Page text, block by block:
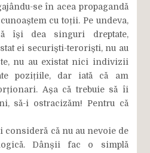
se în acea propagandă
cu toții. Pe undeva,
își dea singuri dreptate,
ei securiști-teroriști, nu au
nu au existat nici indivizii
pozițiile, dar iată că am
Așa că trebuie să îi
să-i ostracizăm! Pentru că
că nu au nevoie de
Dânșii fac o simplă